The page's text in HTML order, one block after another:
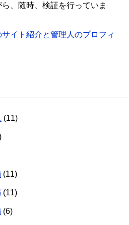
、随時、検証を行っていま
イト紹介と管理人のプロフィ
(11)
(11)
(11)
(6)